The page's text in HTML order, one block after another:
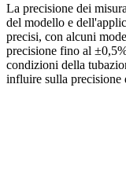
La precisione dei
del modello e
precisi, con alcuni
precisione fino al
condizioni della
influire sulla precisione